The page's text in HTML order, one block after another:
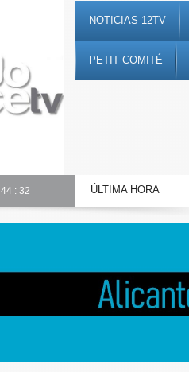
NOTICIAS 12TV
PETIT COMITÉ
44 : 33 ÚLTIMA HORA